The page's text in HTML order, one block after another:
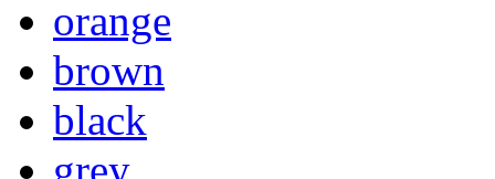
orange
brown
black